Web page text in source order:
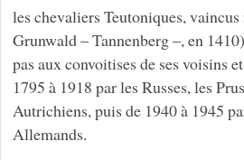
les chevaliers Teutoniques,
Grunwald – Tannenberg –, en
pas aux convoitises de ses voisins
1795 à 1918 par les Russes, les
Autrichiens, puis de 1940 à 1945
Allemands.